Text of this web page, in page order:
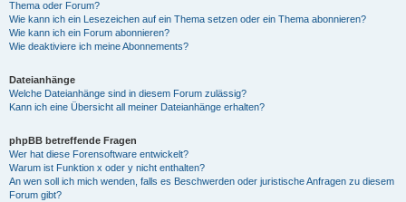
Thema oder Forum?
Wie kann ich ein Lesezeichen auf ein Thema setzen oder ein Thema abonnieren?
Wie kann ich ein Forum abonnieren?
Wie deaktiviere ich meine Abonnements?
Dateianhänge
Welche Dateianhänge sind in diesem Forum zulässig?
Kann ich eine Übersicht all meiner Dateianhänge erhalten?
phpBB betreffende Fragen
Wer hat diese Forensoftware entwickelt?
Warum ist Funktion x oder y nicht enthalten?
An wen soll ich mich wenden, falls es Beschwerden oder juristische Anfragen zu diesem
Forum gibt?